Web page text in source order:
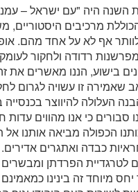
השנה היה "עם ישראל –
מרכיבים היסטוריים,
לוותר אף לא על אחד מהם.
בישוע, הננו מאשרים את
שאמירה זו עשויה לגרום
סבורים כי אנו מהווים
הכפולה מביאה אותנו
כבדה ואתגרים
מיוחד זה בינינו